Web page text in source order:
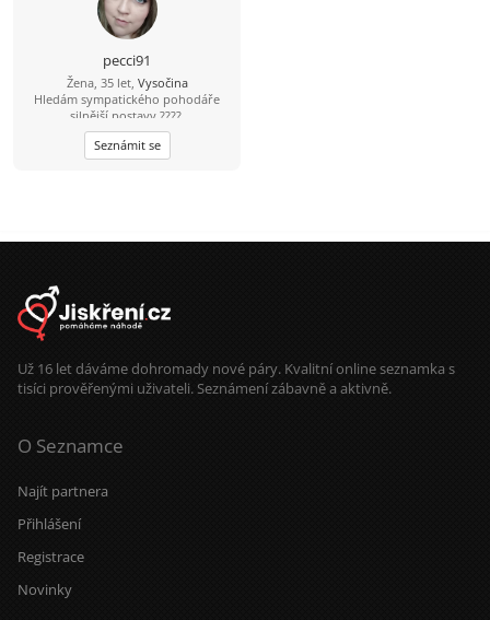
pecci91
Žena, 35 let, Vysočina
Hledám sympatického pohodáře
silnější postavy ????.
Seznámit se
Už 16 let dáváme dohromady nové páry. Kvalitní online seznamka s
tisíci prověřenými uživateli. Seznámení zábavně a aktivně.
O Seznamce
Najít partnera
Přihlášení
Registrace
Novinky